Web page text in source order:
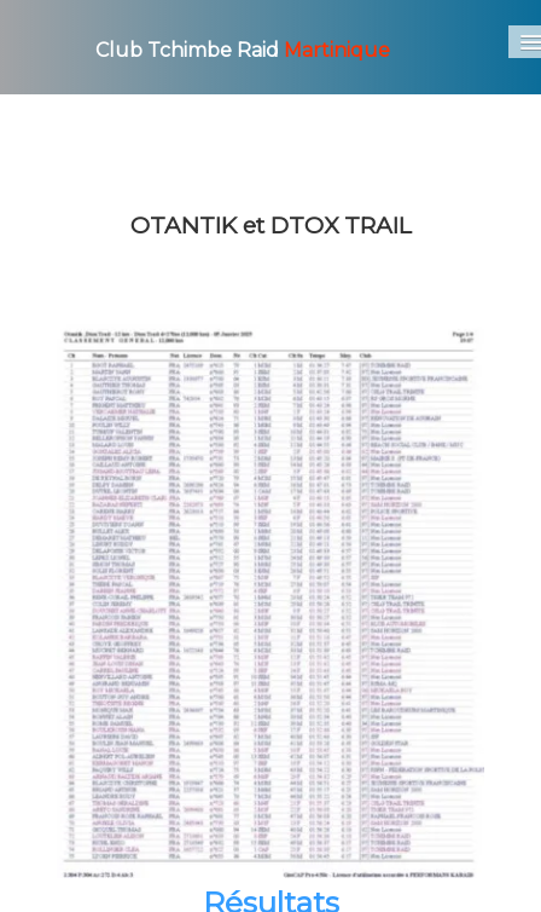
Club Tchimbe Raid Martinique
Les Courses▼
Actu
Archives▼
OTANTIK et DTOX TRAIL
Résultats